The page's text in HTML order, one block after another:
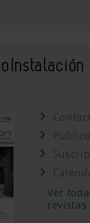
Ver
revistas